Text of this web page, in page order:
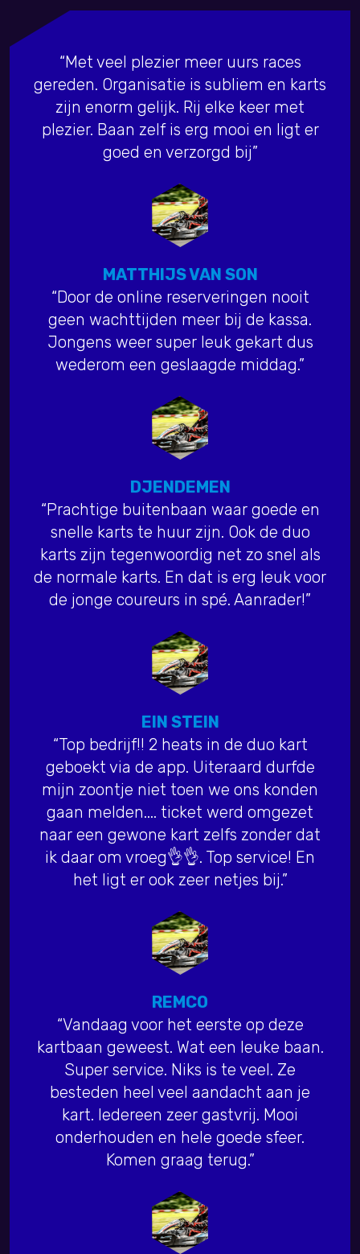
“Met veel plezier meer uurs races
gereden. Organisatie is subliem en karts
zijn enorm gelijk. Rij elke keer met
plezier. Baan zelf is erg mooi en ligt er
goed en verzorgd bij”
MATTHIJS VAN SON
“Door de online reserveringen nooit
geen wachttijden meer bij de kassa.
Jongens weer super leuk gekart dus
wederom een geslaagde middag.”
DJENDEMEN
“Prachtige buitenbaan waar goede en
snelle karts te huur zijn. Ook de duo
karts zijn tegenwoordig net zo snel als
de normale karts. En dat is erg leuk voor
de jonge coureurs in spé. Aanrader!”
EIN STEIN
“Top bedrijf!! 2 heats in de duo kart
geboekt via de app. Uiteraard durfde
mijn zoontje niet toen we ons konden
gaan melden.... ticket werd omgezet
naar een gewone kart zelfs zonder dat
ik daar om vroeg👌👌. Top service! En
het ligt er ook zeer netjes bij.”
REMCO
“Vandaag voor het eerste op deze
kartbaan geweest. Wat een leuke baan.
Super service. Niks is te veel. Ze
besteden heel veel aandacht aan je
kart. Iedereen zeer gastvrij. Mooi
onderhouden en hele goede sfeer.
Komen graag terug.”